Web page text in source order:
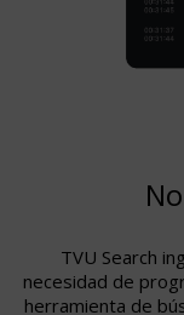
TVU Search
necesidad de
herramienta de